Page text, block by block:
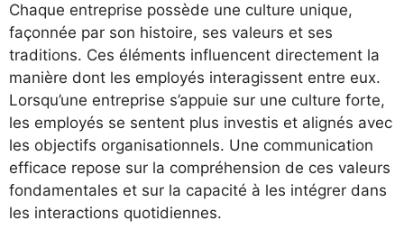
Chaque entreprise possède une culture unique,
façonnée par son histoire, ses valeurs et ses
traditions. Ces éléments influencent directement la
manière dont les employés interagissent entre eux.
Lorsqu’une entreprise s’appuie sur une culture forte,
les employés se sentent plus investis et alignés avec
les objectifs organisationnels. Une communication
efficace repose sur la compréhension de ces valeurs
fondamentales et sur la capacité à les intégrer dans
les interactions quotidiennes.